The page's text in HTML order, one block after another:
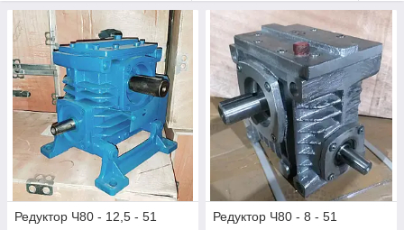
Редуктор Ч80 - 12,5 - 51
Редуктор Ч80 - 8 - 51